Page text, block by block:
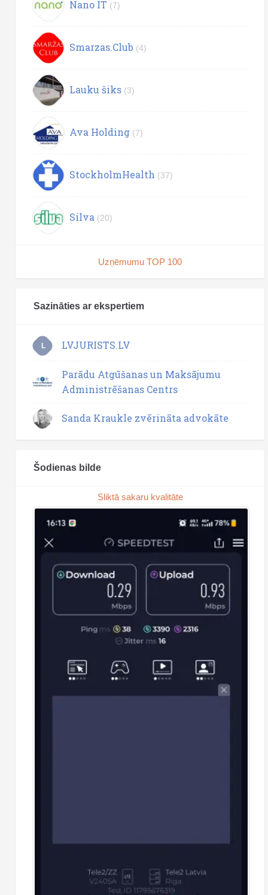
Nano IT (7)
Smarzas.Club (4)
Lauku šiks (3)
Ava Holding (7)
StockholmHealth (37)
Silva (20)
Uzņēmumu TOP 100
Sazināties ar ekspertiem
L LVJURISTS.LV
Parādu Atgūšanas un Maksājumu
Administrēšanas Centrs
Sanda Kraukle zvērināta advokāte
Šodienas bilde
Sliktā sakaru kvalitāte